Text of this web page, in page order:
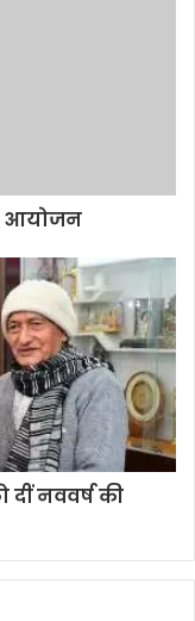
आयोजन
दीं नववर्ष की